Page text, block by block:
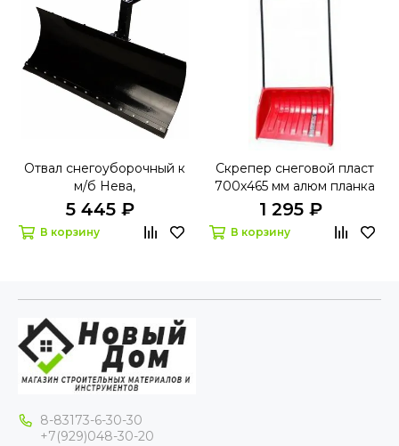
Отвал снегоуборочный к
м/б Нева,
Рысь,Каскад,Печенег
5 445 ₽
В корзину
Скрепер снеговой пласт
700х465 мм алюм планка
Лавина оранжевый
1 295 ₽
В корзину
8-83173-6-30-30
+7(929)048-30-20